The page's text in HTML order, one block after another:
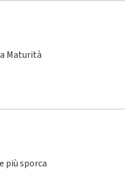
Maturità
più sporca